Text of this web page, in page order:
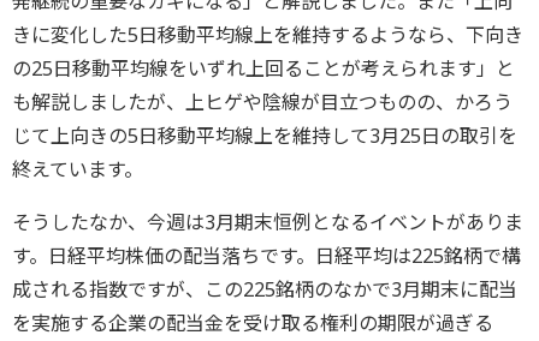
きに変化した5日移動平均線上を維持するようなら、下向き
の25日移動平均線をいずれ上回ることが考えられます」と
も解説しましたが、上ヒゲや陰線が目立つものの、かろう
じて上向きの5日移動平均線上を維持して3月25日の取引を
終えています。
そうしたなか、今週は3月期末恒例となるイベントがありま
す。日経平均株価の配当落ちです。日経平均は225銘柄で構
成される指数ですが、この225銘柄のなかで3月期末に配当
を実施する企業の配当金を受け取る権利の期限が過ぎる